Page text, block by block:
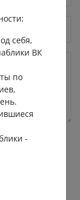
себя,
ВК
по
-